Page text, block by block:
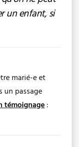
un enfant, si
marié-e et
un passage
témoignage :